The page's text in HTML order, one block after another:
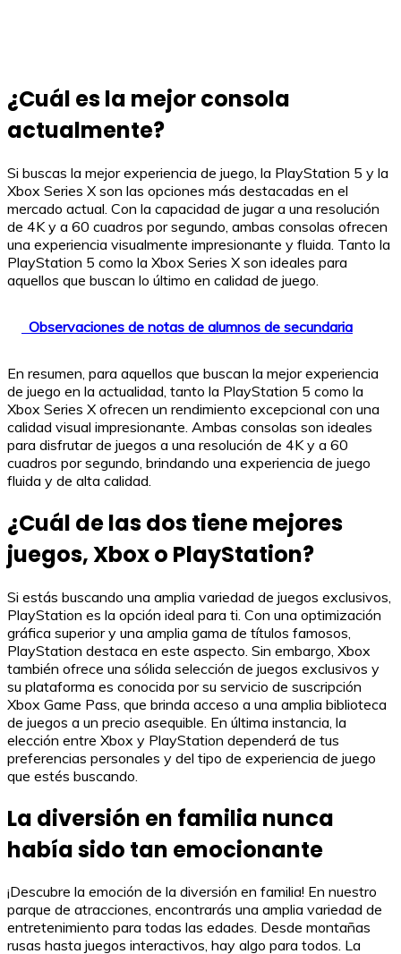
¿Cuál es la mejor consola
actualmente?
Si buscas la mejor experiencia de juego, la PlayStation 5 y la
Xbox Series X son las opciones más destacadas en el
mercado actual. Con la capacidad de jugar a una resolución
de 4K y a 60 cuadros por segundo, ambas consolas ofrecen
una experiencia visualmente impresionante y fluida. Tanto la
PlayStation 5 como la Xbox Series X son ideales para
aquellos que buscan lo último en calidad de juego.
Observaciones de notas de alumnos de secundaria
En resumen, para aquellos que buscan la mejor experiencia
de juego en la actualidad, tanto la PlayStation 5 como la
Xbox Series X ofrecen un rendimiento excepcional con una
calidad visual impresionante. Ambas consolas son ideales
para disfrutar de juegos a una resolución de 4K y a 60
cuadros por segundo, brindando una experiencia de juego
fluida y de alta calidad.
¿Cuál de las dos tiene mejores
juegos, Xbox o PlayStation?
Si estás buscando una amplia variedad de juegos exclusivos,
PlayStation es la opción ideal para ti. Con una optimización
gráfica superior y una amplia gama de títulos famosos,
PlayStation destaca en este aspecto. Sin embargo, Xbox
también ofrece una sólida selección de juegos exclusivos y
su plataforma es conocida por su servicio de suscripción
Xbox Game Pass, que brinda acceso a una amplia biblioteca
de juegos a un precio asequible. En última instancia, la
elección entre Xbox y PlayStation dependerá de tus
preferencias personales y del tipo de experiencia de juego
que estés buscando.
La diversión en familia nunca
había sido tan emocionante
¡Descubre la emoción de la diversión en familia! En nuestro
parque de atracciones, encontrarás una amplia variedad de
entretenimiento para todas las edades. Desde montañas
rusas hasta juegos interactivos, hay algo para todos. La